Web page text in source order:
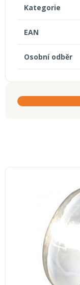
Kategorie
EAN
Osobní odběr